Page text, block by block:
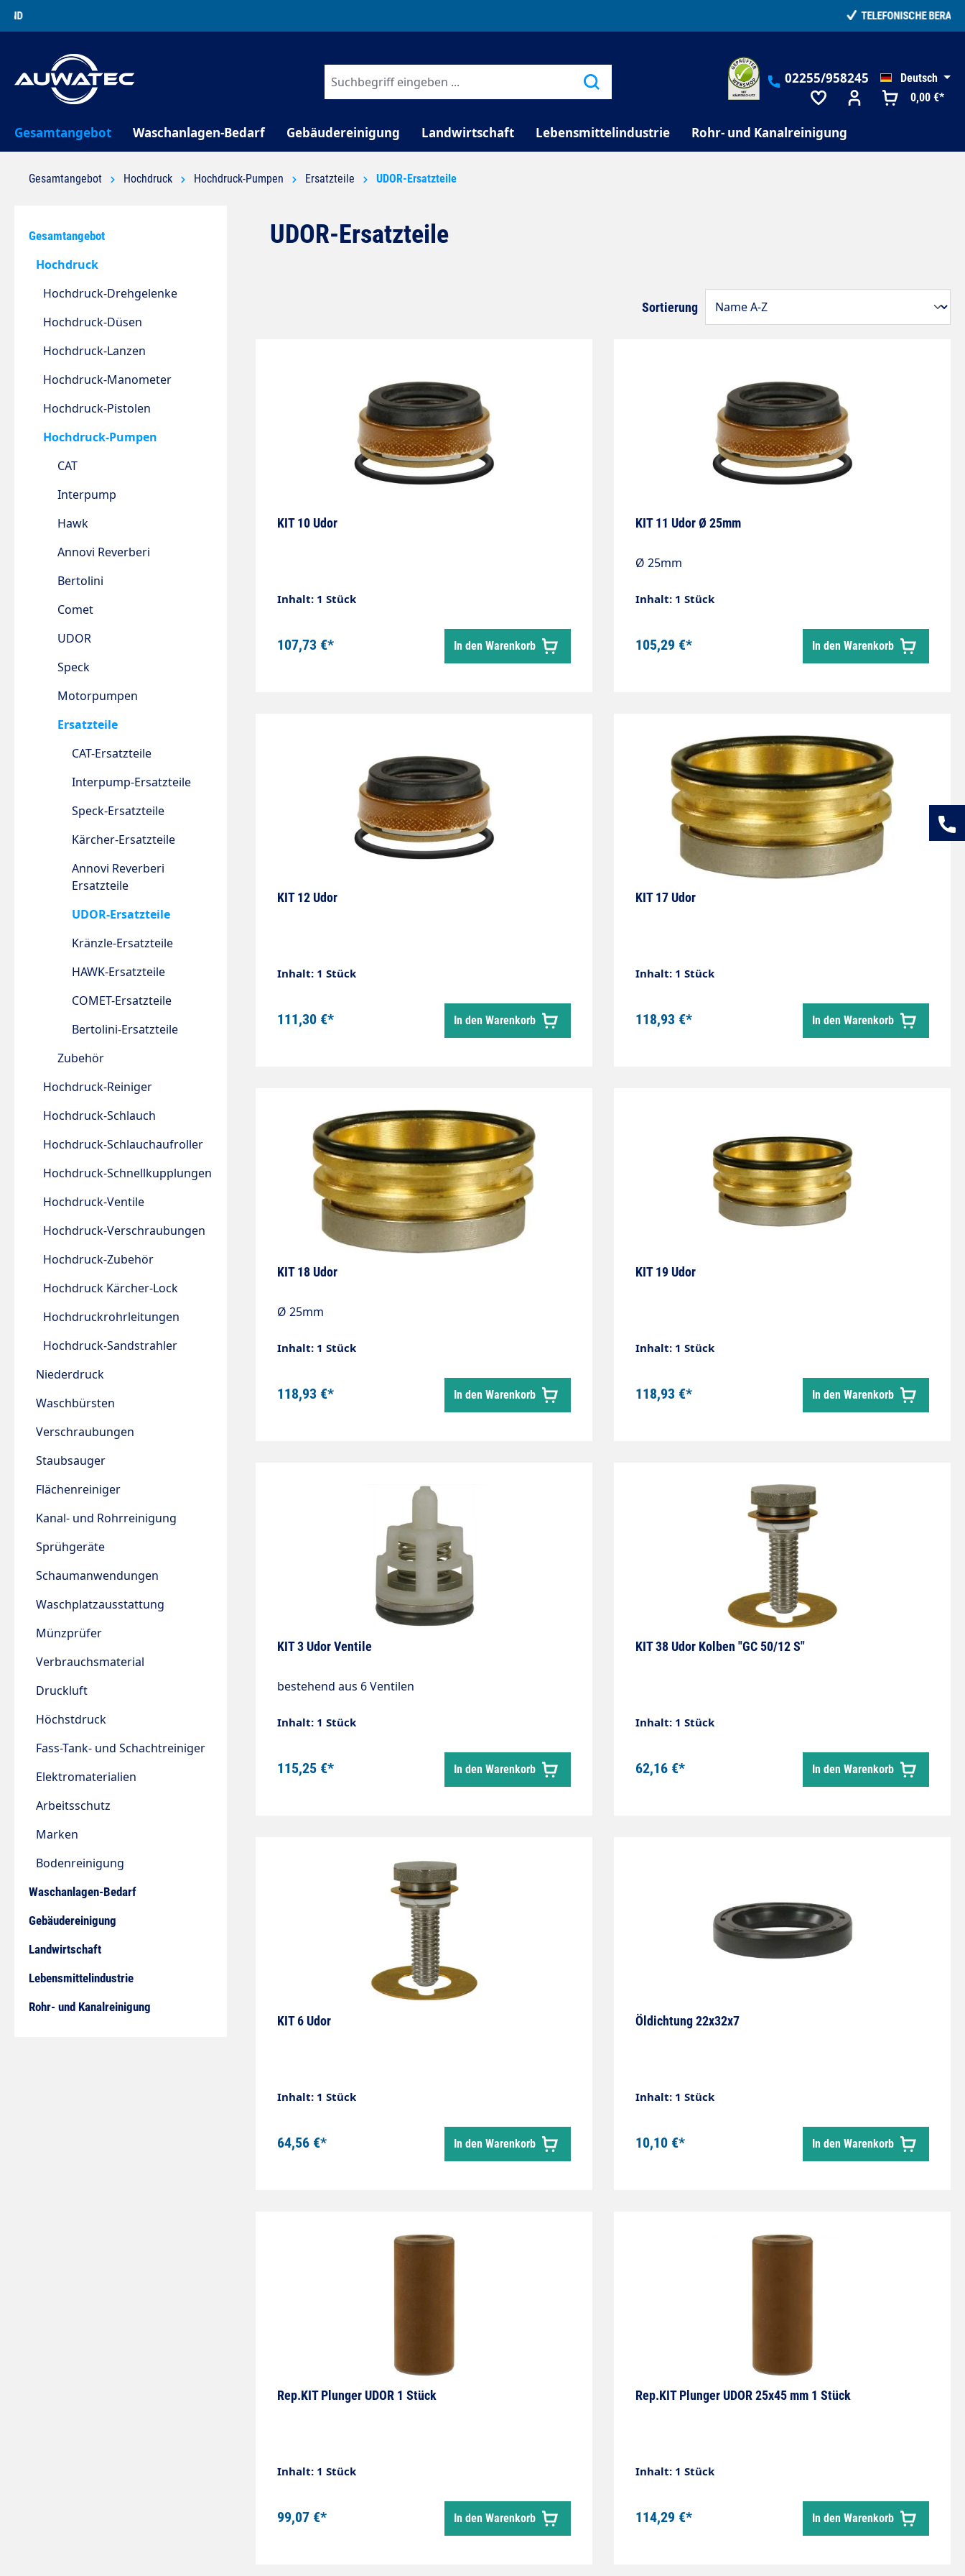
0,00 €*
02255/958245 Deutsch
Gesamtangebot Waschanlagen-Bedarf Gebäudereinigung Landwirtschaft Lebensmittelindustrie Rohr- und Kanalreinigung
Gesamtangebot Hochdruck Hochdruck-Pumpen Ersatzteile UDOR-Ersatzteile
Gesamtangebot
Hochdruck
Hochdruck-Drehgelenke
Hochdruck-Düsen
Hochdruck-Lanzen
Hochdruck-Manometer
Hochdruck-Pistolen
Hochdruck-Pumpen
CAT
Interpump
Hawk
Annovi Reverberi
Bertolini
Comet
UDOR
Speck
Motorpumpen
Ersatzteile
CAT-Ersatzteile
Interpump-Ersatzteile
Speck-Ersatzteile
Kärcher-Ersatzteile
Annovi Reverberi
Ersatzteile
UDOR-Ersatzteile
Kränzle-Ersatzteile
HAWK-Ersatzteile
COMET-Ersatzteile
Bertolini-Ersatzteile
Zubehör
Hochdruck-Reiniger
Hochdruck-Schlauch
Hochdruck-Schlauchaufroller
Hochdruck-Schnellkupplungen
Hochdruck-Ventile
Hochdruck-Verschraubungen
Hochdruck-Zubehör
Hochdruck Kärcher-Lock
Hochdruckrohrleitungen
Hochdruck-Sandstrahler
Niederdruck
Waschbürsten
Verschraubungen
Staubsauger
Flächenreiniger
Kanal- und Rohrreinigung
Sprühgeräte
Schaumanwendungen
Waschplatzausstattung
Münzprüfer
Verbrauchsmaterial
Druckluft
Höchstdruck
Fass-Tank- und Schachtreiniger
Elektromaterialien
Arbeitsschutz
Marken
Bodenreinigung
Waschanlagen-Bedarf
Gebäudereinigung
Landwirtschaft
Lebensmittelindustrie
Rohr- und Kanalreinigung
UDOR-Ersatzteile
Sortierung
KIT 10 Udor
Inhalt: 1 Stück
107,73 €* In den Warenkorb
KIT 11 Udor Ø 25mm
Ø 25mm
Inhalt: 1 Stück
105,29 €* In den Warenkorb
KIT 12 Udor
Inhalt: 1 Stück
111,30 €* In den Warenkorb
KIT 17 Udor
Inhalt: 1 Stück
118,93 €* In den Warenkorb
KIT 18 Udor
Ø 25mm
Inhalt: 1 Stück
118,93 €* In den Warenkorb
KIT 19 Udor
Inhalt: 1 Stück
118,93 €* In den Warenkorb
KIT 3 Udor Ventile
bestehend aus 6 Ventilen
Inhalt: 1 Stück
115,25 €* In den Warenkorb
KIT 38 Udor Kolben "GC 50/12 S"
Inhalt: 1 Stück
62,16 €* In den Warenkorb
KIT 6 Udor
Inhalt: 1 Stück
64,56 €* In den Warenkorb
Öldichtung 22x32x7
Inhalt: 1 Stück
10,10 €* In den Warenkorb
Rep.KIT Plunger UDOR 1 Stück
Inhalt: 1 Stück
99,07 €* In den Warenkorb
Rep.KIT Plunger UDOR 25x45 mm 1 Stück
Inhalt: 1 Stück
114,29 €* In den Warenkorb